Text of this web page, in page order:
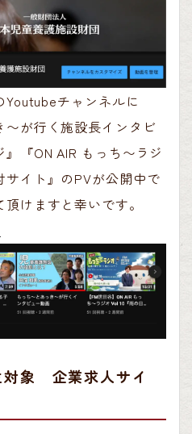
Youtubeチャンネルに
が行く施設長インタビ
『ON AIR もっち〜ラジ
イト』のPVが公開中で
けますと幸いです。
対象 企業求人サイ